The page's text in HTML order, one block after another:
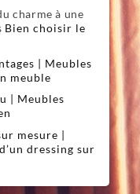
charme à une
Bien choisir le
| Meubles
meuble
| Meubles
mesure |
dressing sur